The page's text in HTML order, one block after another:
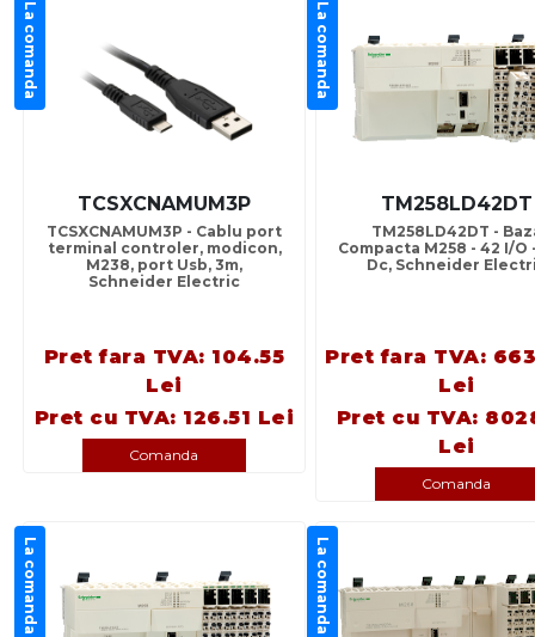
La comanda
TCSXCNAMUM3P
TCSXCNAMUM3P - Cablu port
terminal controler, modicon,
M238, port Usb, 3m,
Schneider Electric
Pret fara TVA: 104.55
Lei
Pret cu TVA: 126.51 Lei
Comanda
La comanda
TM258LD42DT
TM258LD42DT -
Compacta M258 - 42 I/O
Dc, Schneider
Pret fara TVA:
Lei
Pret cu TVA:
Lei
Comanda
La comanda La comanda